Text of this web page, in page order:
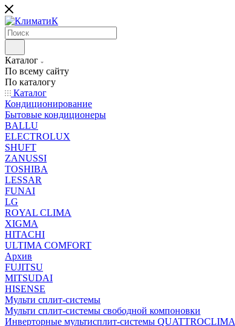
Каталог
По всему сайту
По каталогу
Каталог
Кондиционирование
Бытовые кондиционеры
BALLU
ELECTROLUX
SHUFT
ZANUSSI
TOSHIBA
LESSAR
FUNAI
LG
ROYAL CLIMA
XIGMA
HITACHI
ULTIMA COMFORT
Архив
FUJITSU
MITSUDAI
HISENSE
Мульти сплит-системы
Мульти сплит-системы свободной компоновки
Инверторные мультисплит-системы QUATTROCLIMA